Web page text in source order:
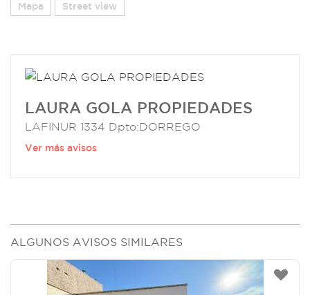
Mapa Street view
LAURA GOLA PROPIEDADES
LAFINUR 1334 Dpto:DORREGO
Ver más avisos
ALGUNOS AVISOS SIMILARES